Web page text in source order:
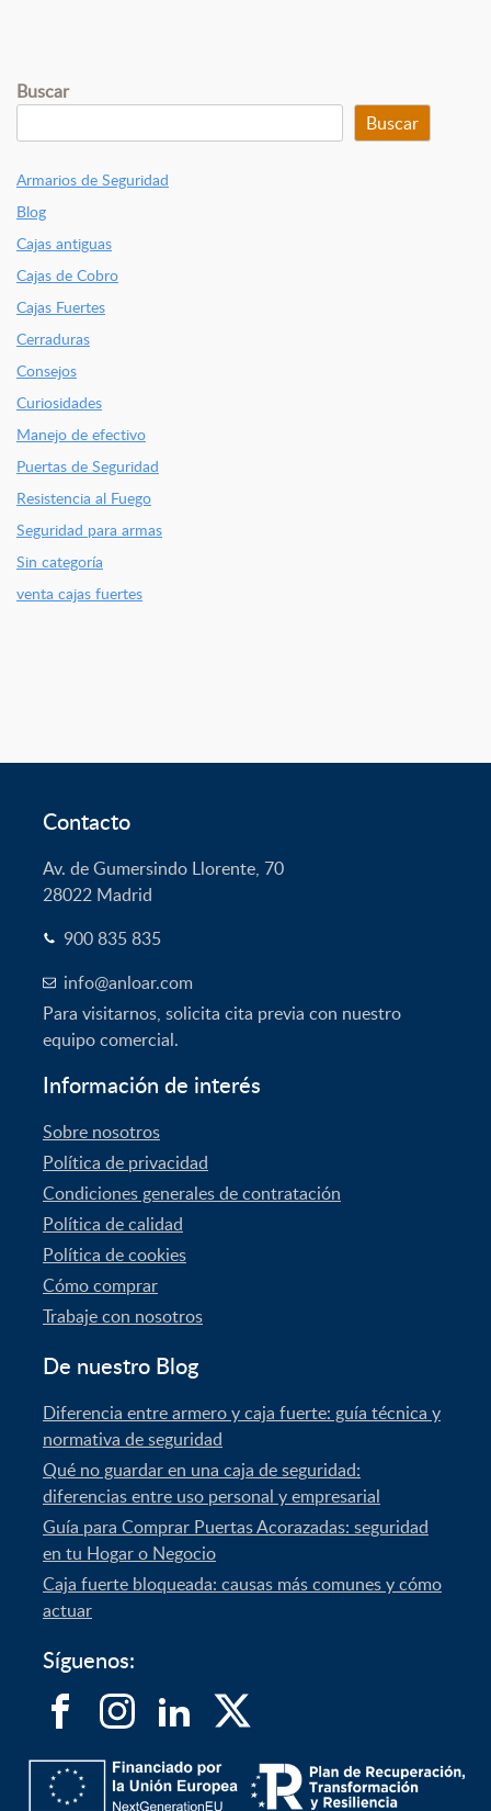
Buscar
Buscar
Armarios de Seguridad
Blog
Cajas antiguas
Cajas de Cobro
Cajas Fuertes
Cerraduras
Consejos
Curiosidades
Manejo de efectivo
Puertas de Seguridad
Resistencia al Fuego
Seguridad para armas
Sin categoría
venta cajas fuertes
Contacto
Av. de Gumersindo Llorente, 70
28022 Madrid
900 835 835
info@anloar.com
Para visitarnos, solicita cita previa con nuestro
equipo comercial.
Información de interés
Sobre nosotros
Política de privacidad
Condiciones generales de contratación
Política de calidad
Política de cookies
Cómo comprar
Trabaje con nosotros
De nuestro Blog
Diferencia entre armero y caja fuerte: guía técnica y
normativa de seguridad
Qué no guardar en una caja de seguridad:
diferencias entre uso personal y empresarial
Guía para Comprar Puertas Acorazadas: seguridad
en tu Hogar o Negocio
Caja fuerte bloqueada: causas más comunes y cómo
actuar
Síguenos: